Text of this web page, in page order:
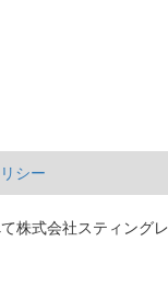
シー
株式会社スティング